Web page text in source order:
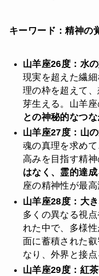
キーワード：精神の
山羊座26度：水
現実を超えた繊
理の枠を超えて
芽生える。山羊座
との神秘的なつな
山羊座27度：山
魂の真理を求めて
高みを目指す精
はなく、霊的達成
座の精神性が最高
山羊座28度：大
多くの異なる視
れた中で、多様
面に蓄積された
なり、外界と接点
山羊座29度：紅